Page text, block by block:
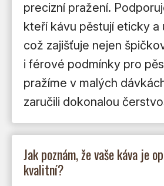
precizní pražení.
kteří kávu pěstují eticky a
což zajišťuje nejen
i férové podmínky pro
pražíme v malých
zaručili dokonalou
Jak poznám, že vaše káva je
kvalitní?